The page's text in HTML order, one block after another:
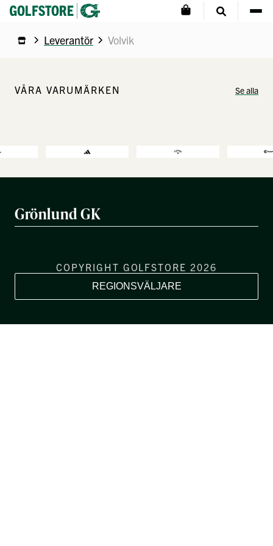
Leverantör Volvik
VÅRA VARUMÄRKEN Se alla
Grönlund GK
COPYRIGHT GOLFSTORE 2026
REGIONSVÄLJARE